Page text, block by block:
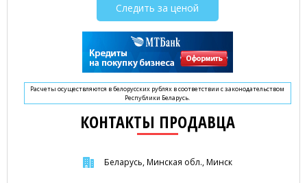
Следить за ценой
Расчеты осуществляются в белорусских рублях в соответствии с законодательством
Республики Беларусь.
КОНТАКТЫ ПРОДАВЦА
Беларусь, Минская обл., Минск